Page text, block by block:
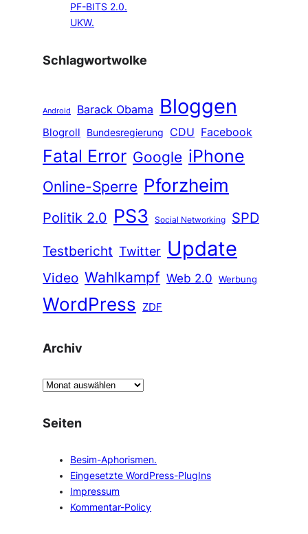
PF-BITS 2.0.
UKW.
Schlagwortwolke
Android Barack Obama Bloggen
Blogroll Bundesregierung CDU Facebook
Fatal Error Google iPhone
Online-Sperre Pforzheim
Politik 2.0 PS3 Social Networking
SPD
Testbericht Twitter Update
Video Wahlkampf Web 2.0 Werbung
WordPress ZDF
Archiv
A
c
h
Seiten
Besim-Aphorismen.
Eingesetzte WordPress-PlugIns
Impressum
Kommentar-Policy